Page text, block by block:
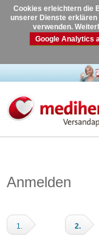
Cookies erleichtern die
unserer Dienste
verwenden.
Google Analytics
Anmelden
1. 2.